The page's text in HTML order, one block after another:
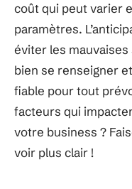
coût qui peut varier
paramètres.
éviter les
bien se renseigner
fiable pour tout
facteurs qui
votre business ?
voir plus clair !